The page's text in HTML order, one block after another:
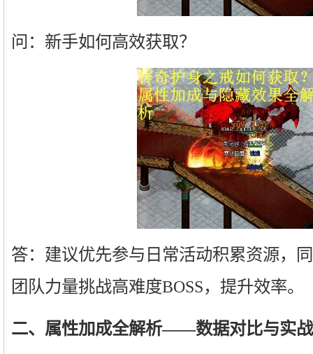
问：新手如何高效获取？
答：建议优先参与日常活动积累资源，
团队力量挑战高难度BOSS，提升效率。
二、属性加成全解析——数据对比与实